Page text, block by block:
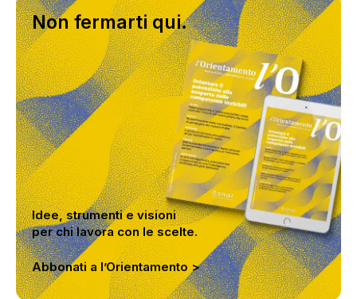
Non fermarti qui.
Idee, strumenti e visioni
per chi lavora con le scelte.
Abbonati a l’Orientamento >